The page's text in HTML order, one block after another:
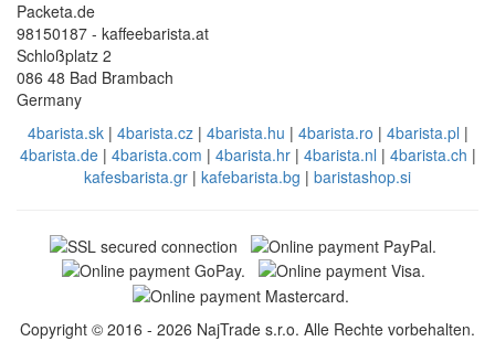
Packeta.de
98150187 - kaffeebarista.at
Schloßplatz 2
086 48 Bad Brambach
Germany
4barista.sk| 4barista.cz| 4barista.hu | 4barista.ro | 4barista.pl |
4barista.de| 4barista.com | 4barista.hr| 4barista.nl | 4barista.ch |
kafesbarista.gr | kafebarista.bg | baristashop.si
Copyright © 2016 - 2026 NajTrade s.r.o. Alle Rechte vorbehalten.